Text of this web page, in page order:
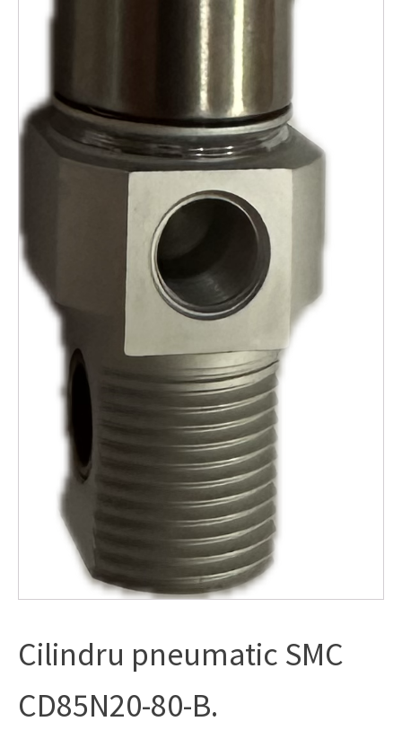
Cilindru pneumatic SMC
CD85N20-80-B.